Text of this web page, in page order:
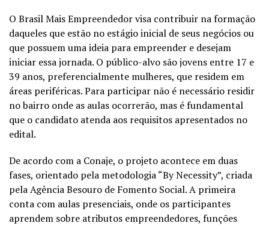
O Brasil Mais Empreendedor visa contribuir na formação
daqueles que estão no estágio inicial de seus negócios ou
que possuem uma ideia para empreender e desejam
iniciar essa jornada. O público-alvo são jovens entre 17 e
39 anos, preferencialmente mulheres, que residem em
áreas periféricas. Para participar não é necessário residir
no bairro onde as aulas ocorrerão, mas é fundamental
que o candidato atenda aos requisitos apresentados no
edital.
De acordo com a Conaje, o projeto acontece em duas
fases, orientado pela metodologia “By Necessity”, criada
pela Agência Besouro de Fomento Social. A primeira
conta com aulas presenciais, onde os participantes
aprendem sobre atributos empreendedores, funções